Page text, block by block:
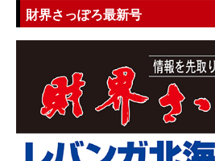
財界さっぽろ最新号